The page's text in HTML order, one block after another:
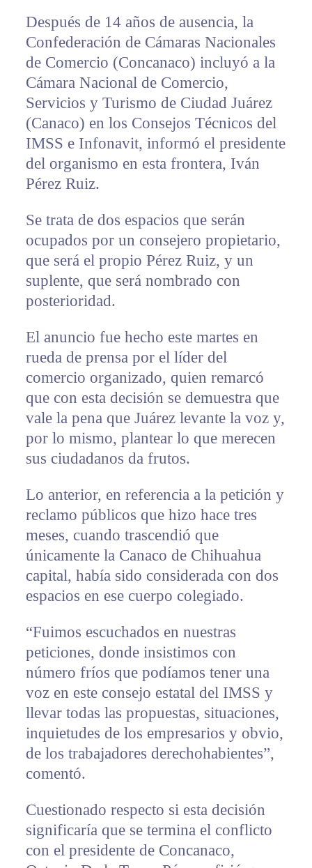
Después de 14 años de ausencia, la
Confederación de Cámaras Nacionales
de Comercio (Concanaco) incluyó a la
Cámara Nacional de Comercio,
Servicios y Turismo de Ciudad Juárez
(Canaco) en los Consejos Técnicos del
IMSS e Infonavit, informó el presidente
del organismo en esta frontera, Iván
Pérez Ruiz.
Se trata de dos espacios que serán
ocupados por un consejero propietario,
que será el propio Pérez Ruiz, y un
suplente, que será nombrado con
posterioridad.
El anuncio fue hecho este martes en
rueda de prensa por el líder del
comercio organizado, quien remarcó
que con esta decisión se demuestra que
vale la pena que Juárez levante la voz y,
por lo mismo, plantear lo que merecen
sus ciudadanos da frutos.
Lo anterior, en referencia a la petición y
reclamo públicos que hizo hace tres
meses, cuando trascendió que
únicamente la Canaco de Chihuahua
capital, había sido considerada con dos
espacios en ese cuerpo colegiado.
“Fuimos escuchados en nuestras
peticiones, donde insistimos con
número fríos que podíamos tener una
voz en este consejo estatal del IMSS y
llevar todas las propuestas, situaciones,
inquietudes de los empresarios y obvio,
de los trabajadores derechohabientes”,
comentó.
Cuestionado respecto si esta decisión
significaría que se termina el conflicto
con el presidente de Concanaco,